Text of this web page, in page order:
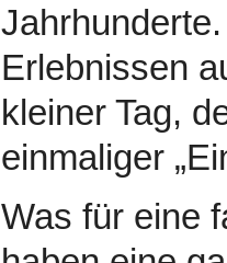
Erlebnissen
kleiner Tag,
einmaliger
Was für eine